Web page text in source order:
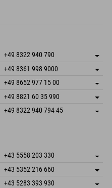
+49 8322 940 790
Adresse speichern
Buchen
+49 8361 998 9000
Adresse speichern
Buchen
+49 8652 977 15 00
Adresse speichern
Buchen
+49 8821 60 35 990
Adresse speichern
+49 8322 940 794 45
+43 5558 203 330
Adresse speichern
Buchen
+43 5352 216 660
Adresse speichern
+43 5283 393 930